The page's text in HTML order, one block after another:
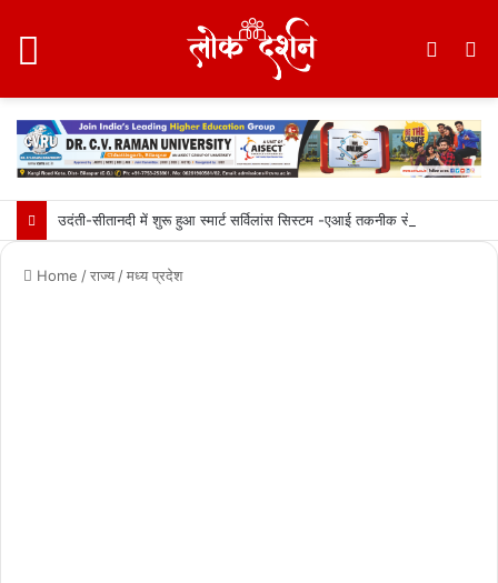
Home /राज्य /मध्य प्रदेश